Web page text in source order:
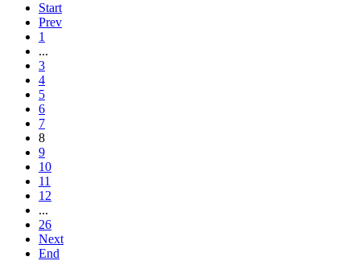
Start
Prev
1
...
3
4
5
6
7
8
9
10
11
12
...
26
Next
End